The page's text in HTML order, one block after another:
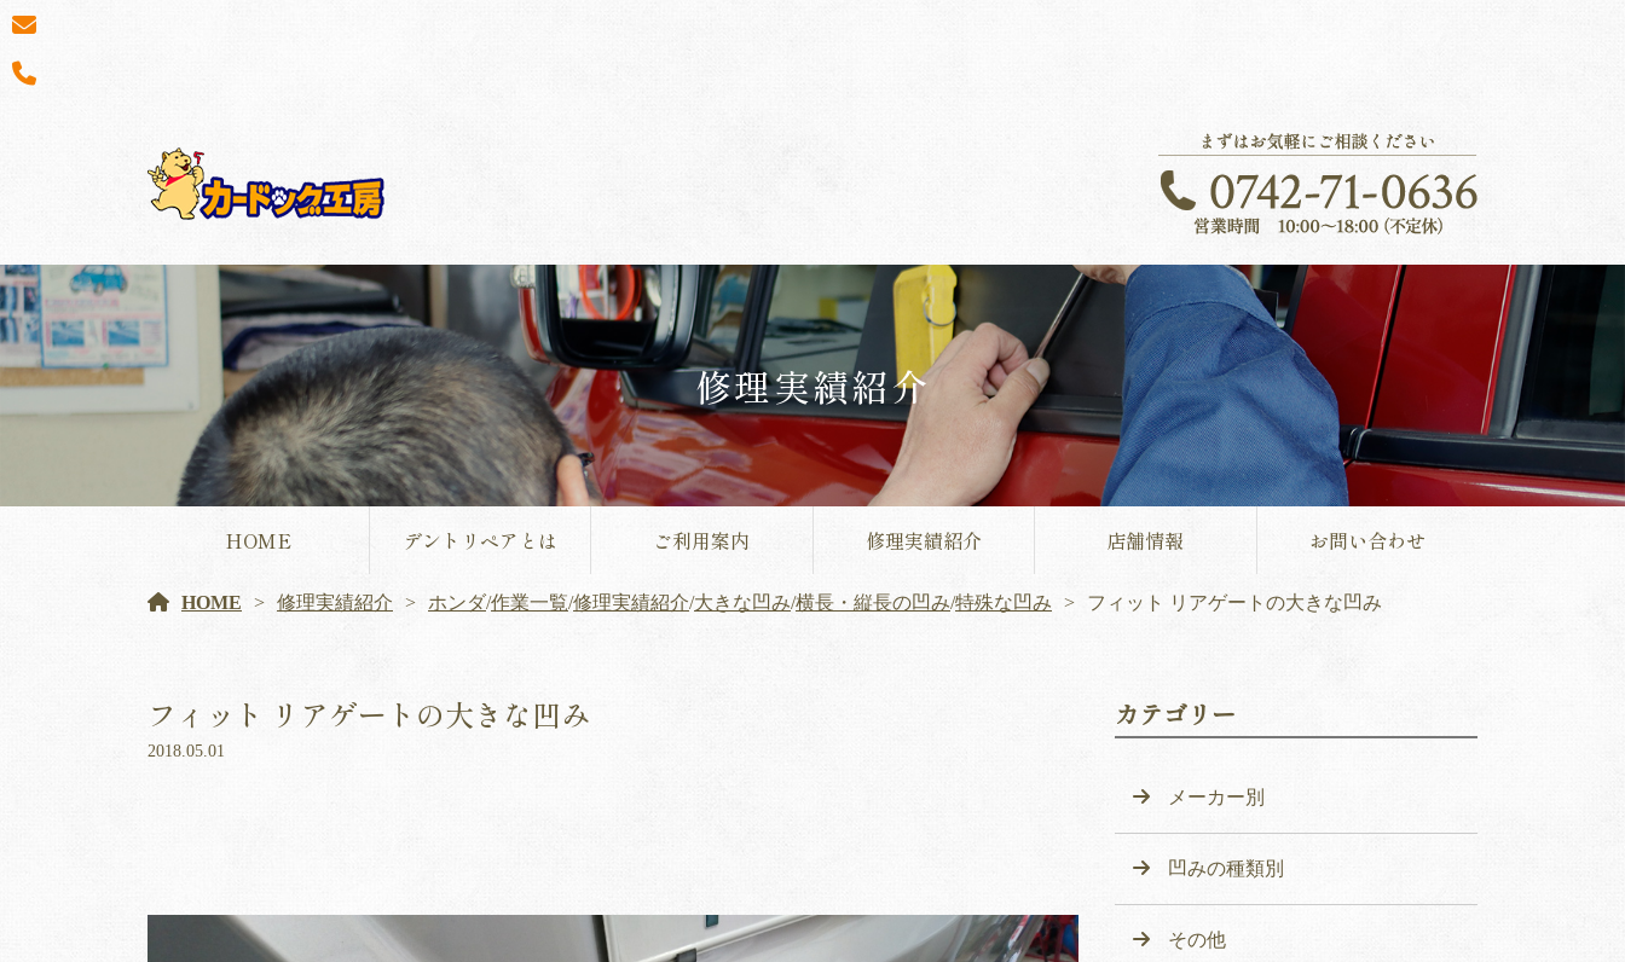
修理実績紹介
HOME デントリペアとは ご利用案内 修理実績紹介 店舗情報 お問い合わせ
HOME 修理実績紹介 ホンダ/作業一覧/修理実績紹介/大きな凹み/横長・縦長の凹み/特殊な凹み フィット リアゲートの大きな凹み
フィット リアゲートの大きな凹み
2018.05.01
カテゴリー
メーカー別
凹みの種類別
その他